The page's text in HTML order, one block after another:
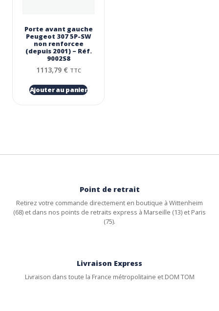
Porte avant gauche
Peugeot 307 5P-SW
non renforcee
(depuis 2001) – Réf.
9002S8
1113,79 € TTC
Ajouter au panier
Point de retrait
Retirez votre commande directement en boutique à Wittenheim
(68) et dans nos points de retraits express à Marseille (13) et Paris
(75).
Livraison Express
Livraison dans toute la France métropolitaine et DOM TOM